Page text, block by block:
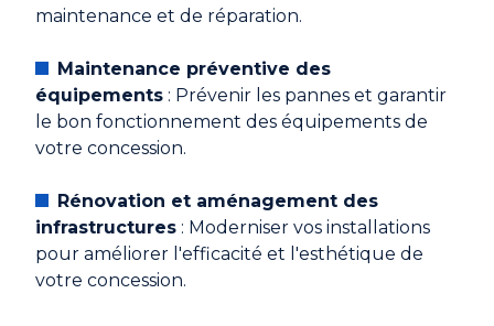
maintenance et de réparation.
Maintenance préventive des
équipements : Prévenir les pannes et garantir
le bon fonctionnement des équipements de
votre concession.
Rénovation et aménagement des
infrastructures : Moderniser vos installations
pour améliorer l'efficacité et l'esthétique de
votre concession.